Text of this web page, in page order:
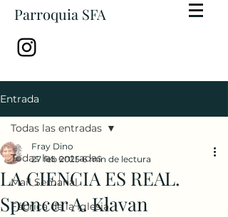
Parroquia SFA
Entrada
Todas las entradas
Mail Semanal
Fábrica de la Iglesia
Todas las entradas
LA CIENCIA ES REAL.
Spencer A. Klavan
Fray Dino
27 feb 2025 6 min de lectura